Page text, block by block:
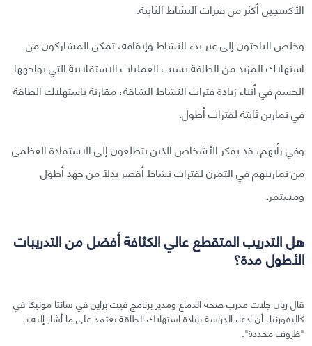
الأكسجين أكثر من فترات النشاط الثابتة.
وخلص الباحثون إلى عبر بدء النشاط وإيقافه، تمكن المشاركون من
استهلاك المزيد من الطاقة بسبب العمليات الاستقلابية التي يواجهها
الجسم في أثناء زيادة فترات النشاط الشاقة، مقارنة باستهلاك الطاقة
في تمارين ثابتة لفترات أطول.
وفي رأيهم، قد يفكر الأشخاص الذين يتطلعون إلى الاستفادة العظمى
من تمارينهم في التمرن لفترات نشاط أقصر بدلاً من جهد أطول
ومستمر.
هل التدريب المتقطع عالي الكثافة أفضل من التدريبات
الأطول مدة؟
قال ريان جلات مدرب صحة الدماغ ومدير برنامج فيت براين في سانتا مونيكا في
كاليفورنيا، أن ادعاء الدراسة بزيادة استهلاك الطاقة يعتمد على ما أشار إليه بـ
"ظروف محددة".